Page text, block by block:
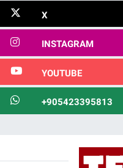
X
INSTAGRAM
YOUTUBE
+905423395813